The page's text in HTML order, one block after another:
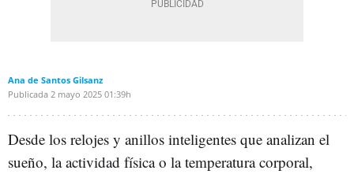
Ana de Santos Gilsanz
Publicada 2 mayo 2025 01:39h
Desde los relojes y anillos inteligentes que analizan el
sueño, la actividad física o la temperatura corporal,